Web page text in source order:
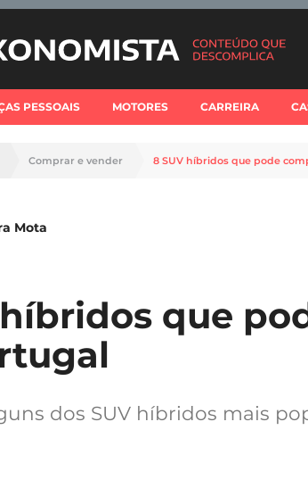
PESSOAIS MOTORES CARREIRA
Comprar e vender 8 SUV híbridos que pode
Mota
que
dos SUV híbridos mais